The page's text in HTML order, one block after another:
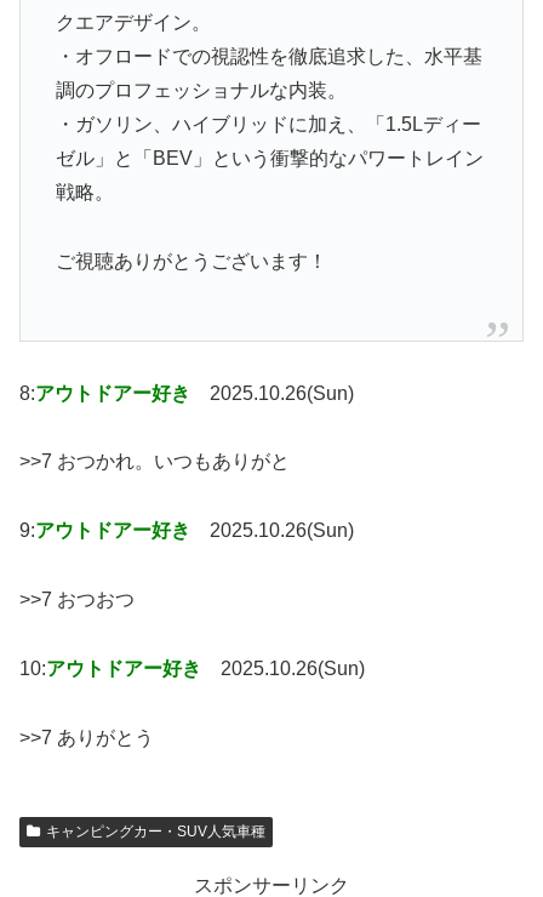
クエアデザイン。
・オフロードでの視認性を徹底追求した、水平基
調のプロフェッショナルな内装。
・ガソリン、ハイブリッドに加え、「1.5Lディー
ゼル」と「BEV」という衝撃的なパワートレイン
戦略。
ご視聴ありがとうございます！
8:アウトドアー好き 2025.10.26(Sun)
>>7 おつかれ。いつもありがと
9:アウトドアー好き 2025.10.26(Sun)
>>7 おつおつ
10:アウトドアー好き 2025.10.26(Sun)
>>7 ありがとう
キャンピングカー・SUV人気車種
スポンサーリンク